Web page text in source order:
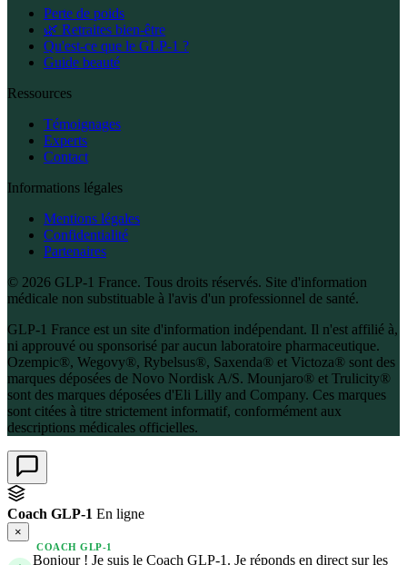
Perte de poids
🌿 Retraites bien-être
Qu'est-ce que le GLP-1 ?
Guide beauté
Ressources
Témoignages
Experts
Contact
Informations légales
Mentions légales
Confidentialité
Partenaires
© 2026 GLP-1 France. Tous droits réservés. Site d'information
médicale non substituable à l'avis d'un professionnel de santé.
GLP-1 France est un site d'information indépendant. Il n'est affilié à,
ni approuvé ou sponsorisé par aucun laboratoire pharmaceutique.
Ozempic®, Wegovy®, Rybelsus®, Saxenda® et Victoza® sont des
marques déposées de Novo Nordisk A/S. Mounjaro® et Trulicity®
sont des marques déposées d'Eli Lilly and Company. Ces marques
sont citées à titre strictement informatif, conformément aux
descriptions médicales officielles.
Coach GLP-1 En ligne
×
COACH GLP-1
Bonjour ! Je suis le Coach GLP-1. Je réponds en direct sur les